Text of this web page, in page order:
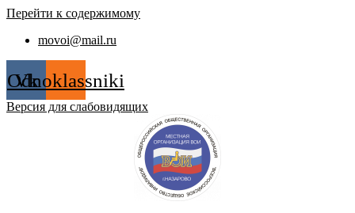
Перейти к содержимому
movoi@mail.ru
Vk
Odnoklassniki
Версия для слабовидящих